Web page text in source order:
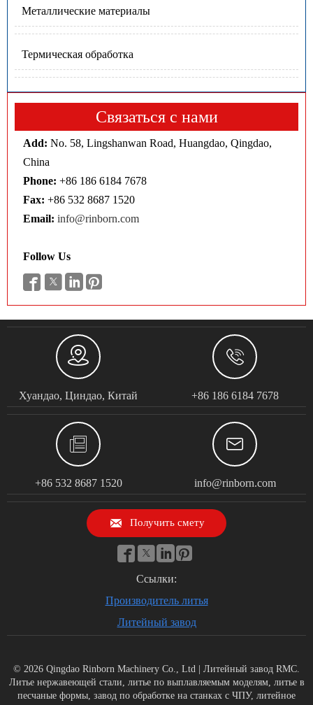
Металлические материалы
Термическая обработка
Связаться с нами
Add: No. 58, Lingshanwan Road, Huangdao, Qingdao,
China
Phone: +86 186 6184 7678
Fax:+86 532 8687 1520
Email: info@rinborn.com
Follow Us
   

Хуандао, Циндао, Китай

+86 186 6184 7678

+86 532 8687 1520

info@rinborn.com
 Получить смету
   
Ссылки:
Производитель литья
Литейный завод
© 2026 Qingdao Rinborn Machinery Co., Ltd | Литейный завод RMC.
Литье нержавеющей стали, литье по выплавляемым моделям, литье в
песчаные формы, завод по обработке на станках с ЧПУ, литейное